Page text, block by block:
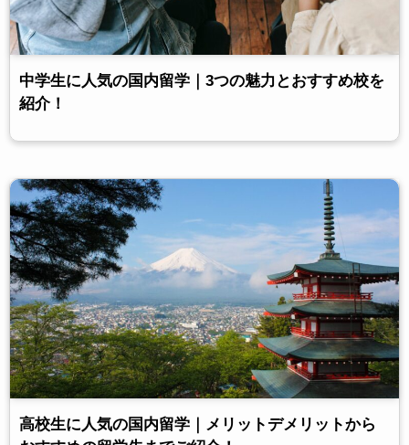
中学生に人気の国内留学｜3つの魅力とおすすめ校を
紹介！
高校生に人気の国内留学｜メリットデメリットから